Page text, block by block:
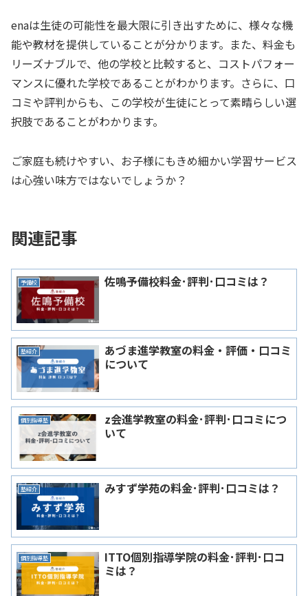
enaは生徒の可能性を最大限に引き出すために、様々な機
能や教材を提供していることが分かります。また、料金も
リーズナブルで、他の学校と比較すると、コストパフォー
マンスに優れた学校であることがわかります。さらに、口
コミや評判からも、この学校が生徒にとって素晴らしい選
択肢であることがわかります。
ご家庭も続けやすい、お子様にもきめ細かい学習サービス
は心強い味方ではないでしょうか？
関連記事
予備校 佐鳴予備校料金･評判･口コミは？
塾紹介
あづま進学教室の料金・評価・口コミ
について
個別指導塾
z会進学教室の料金･評判･口コミにつ
いて
塾紹介 みすず学苑の料金･評判･口コミは？
個別指導塾
ITTO個別指導学院の料金･評判･口コ
ミは？